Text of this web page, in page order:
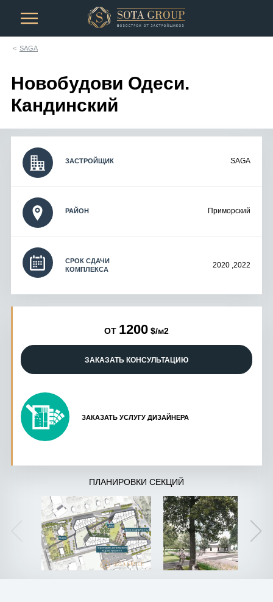
SAGA
Новобудови Одеси.
Кандинский
ЗАСТРОЙЩИК SAGA
РАЙОН Приморский
СРОК СДАЧИ
КОМПЛЕКСА
2020 ,2022
ОТ 1200 $/м2
ЗАКАЗАТЬ КОНСУЛЬТАЦИЮ
ЗАКАЗАТЬ УСЛУГУ ДИЗАЙНЕРА
ПЛАНИРОВКИ СЕКЦИЙ